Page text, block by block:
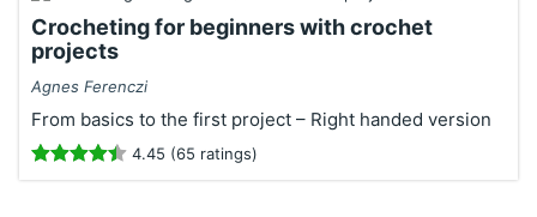
Crocheting for beginners with crochet
projects
Agnes Ferenczi
From basics to the first project – Right handed version
4.45 (65 ratings)